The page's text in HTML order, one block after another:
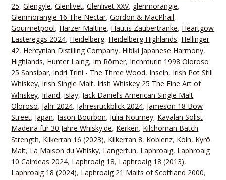
25,Glengyle,Glenlivet,Glenlivet XXV, glenmorangie,
Glenmorangie 16 The Nectar,Gordon & MacPhail,
Gourmetpool, Harzer Maltine, Hautis Zaubertränke, Heartgow
Eastereggs 2024, Heidelberg, Heidelberg Highlands, Hellinger
42, Hercynian Distilling Company, Hibiki Japanese Harmony,
Highlands, Hunter Laing, Im Römer, Inchmurin 1998 Oloroso
25 Sansibar, Indri Trini - The Three Wood, Inseln, Irish Pot Still
Whiskey, Irish Single Malt, Irish Whiskey 25 The Fine Art of
Whiskey, Irland,islay, Jack Daniel‘s American Single Malt
Oloroso, Jahr 2024, Jahresrückblick 2024, Jameson 18 Bow
Street, Japan, Jason Bourbon, Julia Nourney, Kavalan Solist
Madeira für 30 Jahre Whisky.de, Kerken, Kilchoman Batch
Strength, Kilkerran 16 (2023), Kilkerran 8, Koblenz, Köln, Kyrö
Malt, La Maison du Whisky, Langertun, Laphroaig, Laphroaig
10 Cairdeas 2024, Laphroaig 18, Laphroaig 18 (2013),
Laphroaig 18 (2024), Laphroaig 21 Malts of Scottland 2000,